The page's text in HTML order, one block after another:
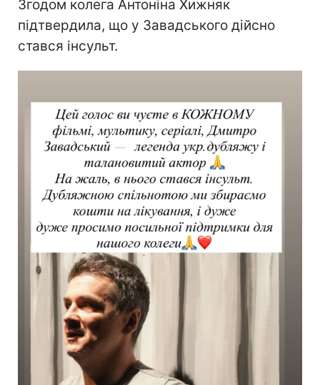
Згодом колега Антоніна Хижняк
підтвердила, що у Завадського дійсно
стався інсульт.